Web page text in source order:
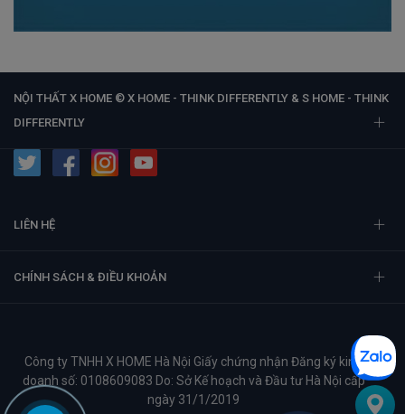
NỘI THẤT X HOME © X HOME - THINK DIFFERENTLY & S HOME - THINK
DIFFERENTLY
LIÊN HỆ
CHÍNH SÁCH & ĐIỀU KHOẢN
Công ty TNHH X HOME Hà Nội Giấy chứng nhận Đăng ký kinh
doanh số: 0108609083 Do: Sở Kế hoạch và Đầu tư Hà Nội cấp
ngày 31/1/2019